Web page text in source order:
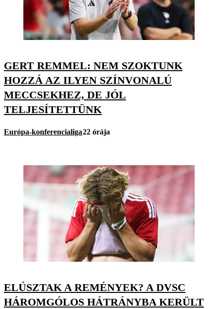
GERT REMMEL: NEM SZOKTUNK
HOZZÁ AZ ILYEN SZÍNVONALÚ
MECCSEKHEZ, DE JÓL
TELJESÍTETTÜNK
Európa-konferencialiga22 órája
ELÚSZTAK A REMÉNYEK? A DVSC
HÁROMGÓLOS HÁTRÁNYBA KERÜLT